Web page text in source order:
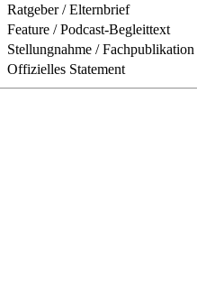
Ratgeber / Elternbrief
Feature / Podcast‑Begleittext
Stellungnahme / Fachpublikation
Offizielles Statement